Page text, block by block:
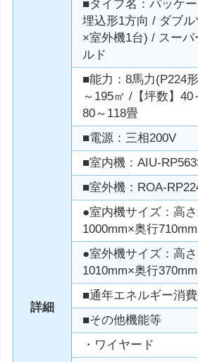
詳細
■タイプ名：パッケ
埋込形1方向 / ダブ
×室外機1台) / スー
ルド
■能力：8馬力(P224
～195㎡ /【坪数】40
80～118畳
■電源：三相200V
■室内機：AIU-
■室外機：ROA-
●室内機サイズ：高
1000mm×奥行710mm
●室外機サイズ：高
1010mm×奥行370mm
■通年エネルギー消
■その他機能等
・ワイヤード